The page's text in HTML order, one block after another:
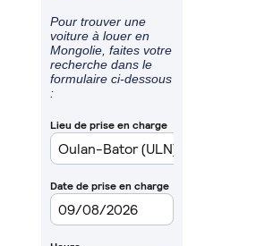
Pour trouver une
voiture à louer en
Mongolie, faites votre
recherche dans le
formulaire ci-dessous
: